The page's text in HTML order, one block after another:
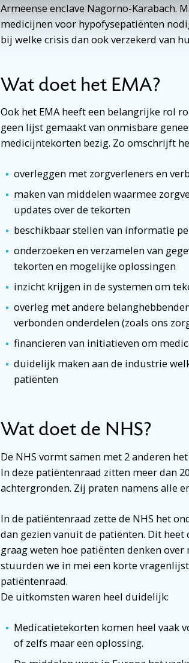
Armeense enclave Nagorno-Karabach.
medicijnen voor hypofysepatiënten
bij welke crisis dan ook verzekerd van
Wat doet het EMA?
Ook het EMA heeft een belangrijke rol
geen lijst gemaakt van onmisbare
medicijntekorten bezig. Zo omschrijft
overleggen met zorgverleners en
maken van middelen waarmee
updates over de tekorten
beschikbaar stellen van informatie
onderzoeken en verzamelen van
tekorten en mogelijke oplossingen
inzicht krijgen in de systemen om
overleg met andere
verbonden onderdelen (zoals ons
financieren van initiatieven om
duidelijk maken aan de industrie
patiënten
Wat doet de NHS?
De NHS vormt samen met 2 anderen
In deze patiëntenraad zitten meer dan
achtergronden. Zij praten namens alle
In de patiëntenraad zette de NHS het
dan gezien vanuit de patiënten. Dit
graag weten hoe patiënten denken
stuurden we in mei een korte
patiëntenraad.
De uitkomsten waren heel duidelijk:
Medicatietekorten komen heel vaak
of zelfs maar een oplossing.